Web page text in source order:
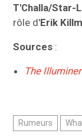
T'Challa/Star-
rôle d'Erik
Sources :
The
Rumeurs